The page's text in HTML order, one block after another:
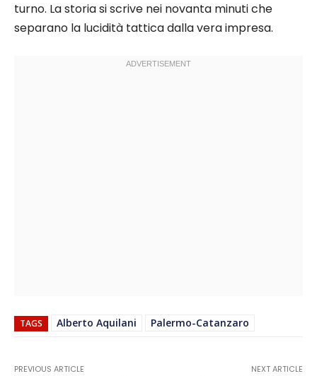
turno. La storia si scrive nei novanta minuti che
separano la lucidità tattica dalla vera impresa.
TAGS Alberto Aquilani Palermo-Catanzaro
PREVIOUS ARTICLE NEXT ARTICLE